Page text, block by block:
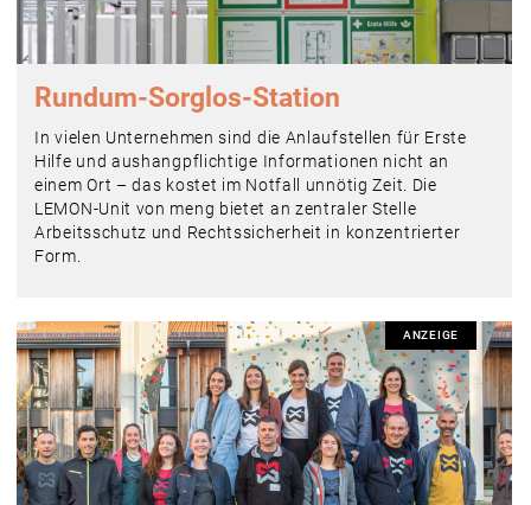
Rundum-Sorglos-Station
In vielen Unternehmen sind die Anlaufstellen für Erste
Hilfe und aushangpflichtige Informationen nicht an
einem Ort – das kostet im Notfall unnötig Zeit. Die
LEMON-Unit von meng bietet an zentraler Stelle
Arbeitsschutz und Rechtssicherheit in konzentrierter
Form.
ANZEIGE